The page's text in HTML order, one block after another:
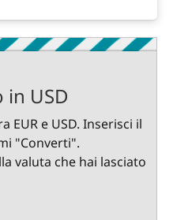
USD
EUR e USD. Inserisci il
"Converti".
valuta che hai lasciato